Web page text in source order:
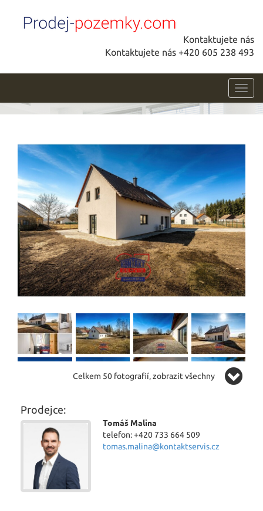
Kontaktujete nás
Kontaktujete nás +420 605 238 493
Celkem 50 fotografií, zobrazit všechny
Prodejce:
Tomáš Malina
telefon: +420 733 664 509
tomas.malina@kontaktservis.cz